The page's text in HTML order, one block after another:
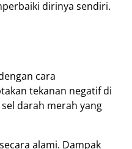
dirinya sendiri.
cara
tekanan negatif di
darah merah yang
alami. Dampak